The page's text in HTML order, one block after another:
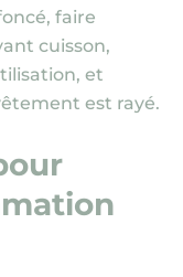
faire
cuisson,
et
est rayé.